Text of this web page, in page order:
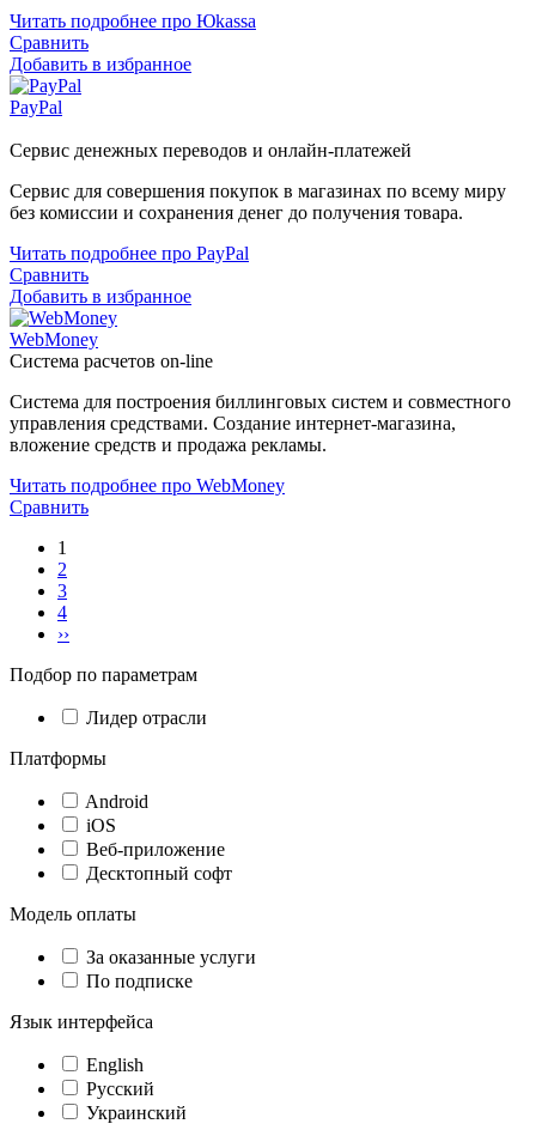
Читать подробнее про Юkassa
Сравнить
Добавить в избранное
PayPal
Сервис денежных переводов и онлайн-платежей
Сервис для совершения покупок в магазинах по всему миру
без комиссии и сохранения денег до получения товара.
Читать подробнее про PayPal
Сравнить
Добавить в избранное
WebMoney
Система расчетов on-line
Система для построения биллинговых систем и совместного
управления средствами. Создание интернет-магазина,
вложение средств и продажа рекламы.
Читать подробнее про WebMoney
Сравнить
1
2
3
4
››
Подбор по параметрам
Лидер отрасли
Платформы
Android
iOS
Веб-приложение
Десктопный софт
Модель оплаты
За оказанные услуги
По подписке
Язык интерфейса
English
Русский
Украинский